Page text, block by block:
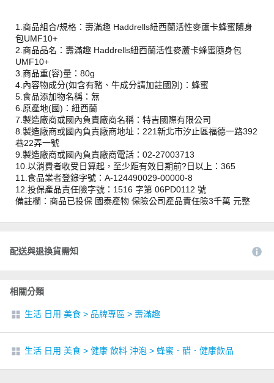
1.商品組合/規格：壽滿趣 Haddrells紐西蘭活性麥蘆卡蜂蜜隨身
包UMF10+
2.商品品名：壽滿趣 Haddrells紐西蘭活性麥蘆卡蜂蜜隨身包
UMF10+
3.商品重(容)量：80g
4.內容物成分(如含有豬、牛成分請加註國別)：蜂蜜
5.食品添加物名稱：無
6.原產地(國)：紐西蘭
7.製造廠商或國內負責廠商名稱：特吉國際有限公司
8.製造廠商或國內負責廠商地址：221新北市汐止區福德一路392
巷22弄一號
9.製造廠商或國內負責廠商電話：02-27003713
10.以消費者收受日算起，至少距有效日期前?日以上：365
11.食品業者登錄字號：A-124490029-00000-8
12.投保產品責任險字號：1516 字第 06PD0112 號
備註欄：商品已投保 國泰產物 保險公司產品責任險3千萬 元整
配送與退換貨需知
相關分類
生活 日用 美食 > 品牌專區 > 壽滿趣
生活 日用 美食 > 健康 飲料 沖泡 > 蜂蜜．醋．健康飲品